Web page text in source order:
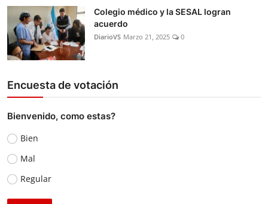
Colegio médico y la SESAL logran
acuerdo
DiarioVS Marzo 21, 2025 0
Encuesta de votación
Bienvenido, como estas?
Bien
Mal
Regular